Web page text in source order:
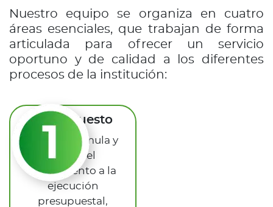
Nuestro equipo se organiza en cuatro
áreas esenciales, que trabajan de forma
articulada para ofrecer un servicio
oportuno y de calidad a los diferentes
procesos de la institución:
Presupuesto
Planea, formula y
realiza el
seguimiento a la
ejecución
presupuestal,